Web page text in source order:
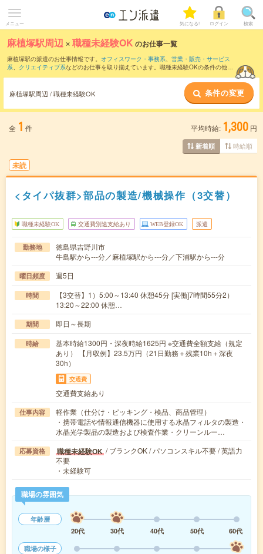
メニュー 気になる! ログイン 検索
麻植塚駅周辺 ×職種未経験OK のお仕事一覧
麻植塚駅の派遣のお仕事情報です。 オフィスワーク・事務系、 営業・販売・サービス
系、 クリエイティブ系などのお仕事を取り揃えています。職種未経験OKの条件の他
麻植塚駅周辺 / 職種未経験OK 条件の変更
全 1 件 平均時給: 1,300 円
新着順 時給順
未読
<タイパ抜群>部品の製造/機械操作（3交替）
職種未経験OK 交通費別途支給あり WEB登録OK 派遣
勤務地
徳島県吉野川市
牛島駅から---分／麻植塚駅から---分／下浦駅から---分
曜日頻度 週5日
時間
【3交替】1）5:00～13:40 休憩45分 [実働]7時間55分2）
13:20～22:00 休憩…
期間 即日～長期
時給
基本時給1300円・深夜時給1625円 ※交通費全額支給（規定
あり） 【月収例】23.5万円（21日勤務＋残業10h＋深夜
30h）
交通費
交通費支給あり
仕事内容
軽作業（仕分け・ピッキング・検品、商品管理）
・携帯電話や情報通信機器に使用する水晶フィルタの製造・
水晶光学製品の製造および検査作業・クリーンルー…
応募資格 職種未経験OK / ブランクOK / パソコンスキル不要 / 英語力
不要
・未経験可
職場の雰囲気
年齢層
20代
30代 40代 50代
60代
職場の様子